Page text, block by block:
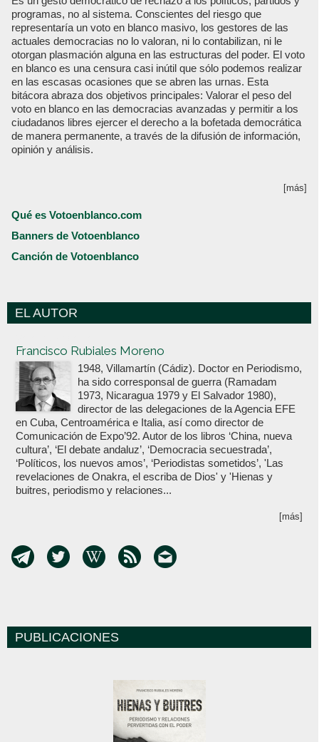
programas, no al sistema. Conscientes del riesgo que
representaría un voto en blanco masivo, los gestores de las
actuales democracias no lo valoran, ni lo contabilizan, ni le
otorgan plasmación alguna en las estructuras del poder. El voto
en blanco es una censura casi inútil que sólo podemos realizar
en las escasas ocasiones que se abren las urnas. Esta
bitácora abraza dos objetivos principales: Valorar el peso del
voto en blanco en las democracias avanzadas y permitir a los
ciudadanos libres ejercer el derecho a la bofetada democrática
de manera permanente, a través de la difusión de información,
opinión y análisis.
[más]
Qué es Votoenblanco.com
Banners de Votoenblanco
Canción de Votoenblanco
EL AUTOR
Francisco Rubiales Moreno
1948, Villamartín (Cádiz). Doctor en Periodismo,
ha sido corresponsal de guerra (Ramadam
1973, Nicaragua 1979 y El Salvador 1980),
director de las delegaciones de la Agencia EFE
en Cuba, Centroamérica e Italia, así como director de
Comunicación de Expo’92. Autor de los libros ‘China, nueva
cultura’, ‘El debate andaluz’, ‘Democracia secuestrada’,
‘Políticos, los nuevos amos’, ‘Periodistas sometidos’, 'Las
revelaciones de Onakra, el escriba de Dios' y 'Hienas y
buitres, periodismo y relaciones...
[más]
PUBLICACIONES